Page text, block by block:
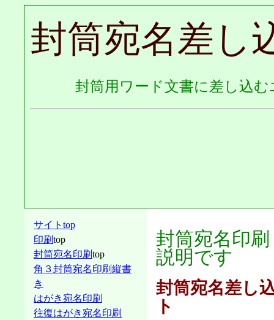
封筒宛名差し
封筒用ワード文書に差し込
サイトtop
印刷top
封筒宛名印刷top
角３封筒宛名印刷縦書
き
はがき宛名印刷
往復はがき宛名印刷
封筒宛名印
説明です
封筒宛名差し
ト